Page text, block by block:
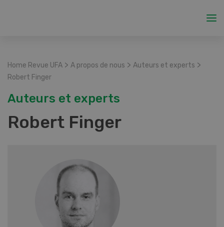
Home Revue UFA > A propos de nous > Auteurs et experts >
Robert Finger
Auteurs et experts
Robert Finger